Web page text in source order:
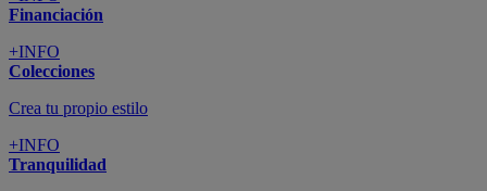
Financiación
+INFO
Colecciones
Crea tu propio estilo
+INFO
Tranquilidad